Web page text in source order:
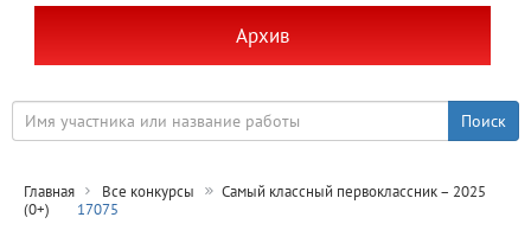
Архив
Главная Все конкурсы
Самый классный первоклассник – 2025
(0+)
17075